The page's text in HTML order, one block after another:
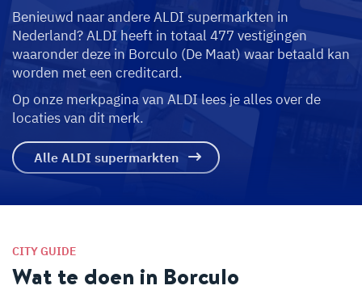
Benieuwd naar andere ALDI supermarkten in
Nederland? ALDI heeft in totaal 477 vestigingen
waaronder deze in Borculo (De Maat) waar betaald kan
worden met een creditcard.
Op onze merkpagina van ALDI lees je alles over de
locaties van dit merk.
Alle ALDI supermarkten
CITY GUIDE
Wat te doen in Borculo